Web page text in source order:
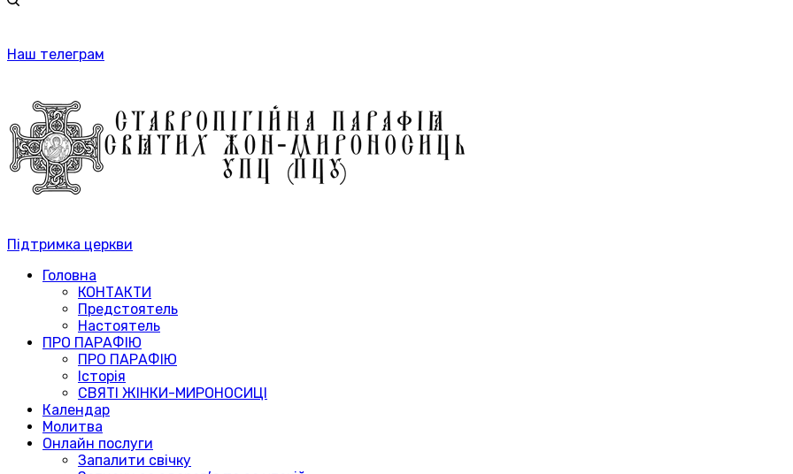
Наш телеграм
Підтримка церкви
Головна
КОНТАКТИ
Предстоятель
Настоятель
ПРО ПАРАФІЮ
ПРО ПАРАФІЮ
Історія
СВЯТІ ЖІНКИ-МИРОНОСИЦІ
Календар
Молитва
Онлайн послуги
Запалити свічку